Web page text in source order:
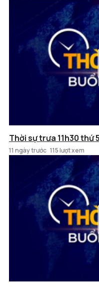
Thời sự trưa 11h30 thứ
11 ngày trước 115 lượt xem